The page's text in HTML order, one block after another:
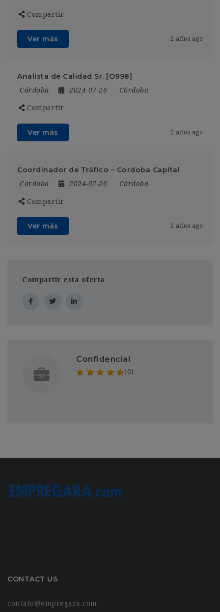
Compartir
Ver más 2 años ago
Analista de Calidad Sr. [O998]
Córdoba 2024-07-26 Córdoba
Compartir
Ver más 2 años ago
Coordinador de Tráfico – Cordoba Capital
Córdoba 2024-07-26 Córdoba
Compartir
Ver más 2 años ago
Compartir esta oferta
Confidencial
(0)
CONTACT US
contato@empregara.com